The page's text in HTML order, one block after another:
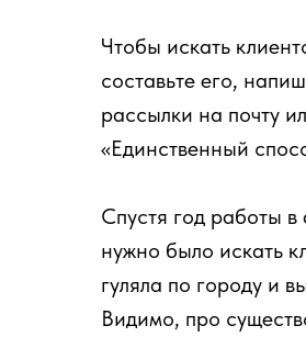
Чтобы искать
составьте его,
рассылки на почту
«Единственный
Спустя год работы
нужно было искать
гуляла по городу и
Видимо, про